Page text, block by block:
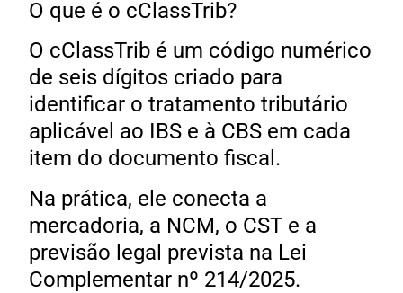
O que é o cClassTrib?
O cClassTrib é um código numérico
de seis dígitos criado para
identificar o tratamento tributário
aplicável ao IBS e à CBS em cada
item do documento fiscal.
Na prática, ele conecta a
mercadoria, a NCM, o CST e a
previsão legal prevista na Lei
Complementar nº 214/2025.